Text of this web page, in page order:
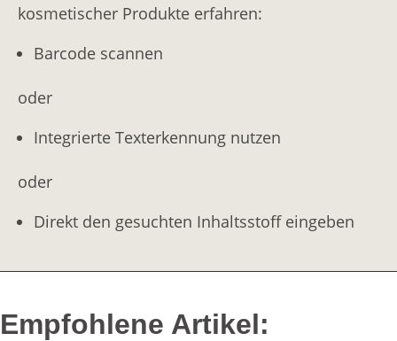
kosmetischer Produkte erfahren:
Barcode scannen
oder
Integrierte Texterkennung nutzen
oder
Direkt den gesuchten Inhaltsstoff eingeben
Empfohlene Artikel: